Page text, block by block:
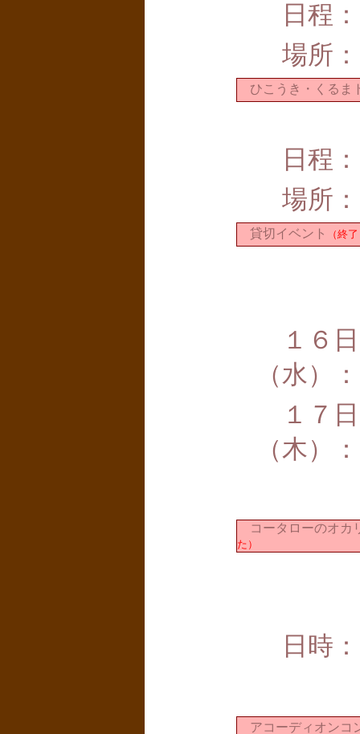
日程：
場所：
ひこうき・くるま
日程：
場所：
貸切イベント （終
１６日
（水）：
１７日
（木）：
コータローのオカ
た）
日時：
アコーディオンコ